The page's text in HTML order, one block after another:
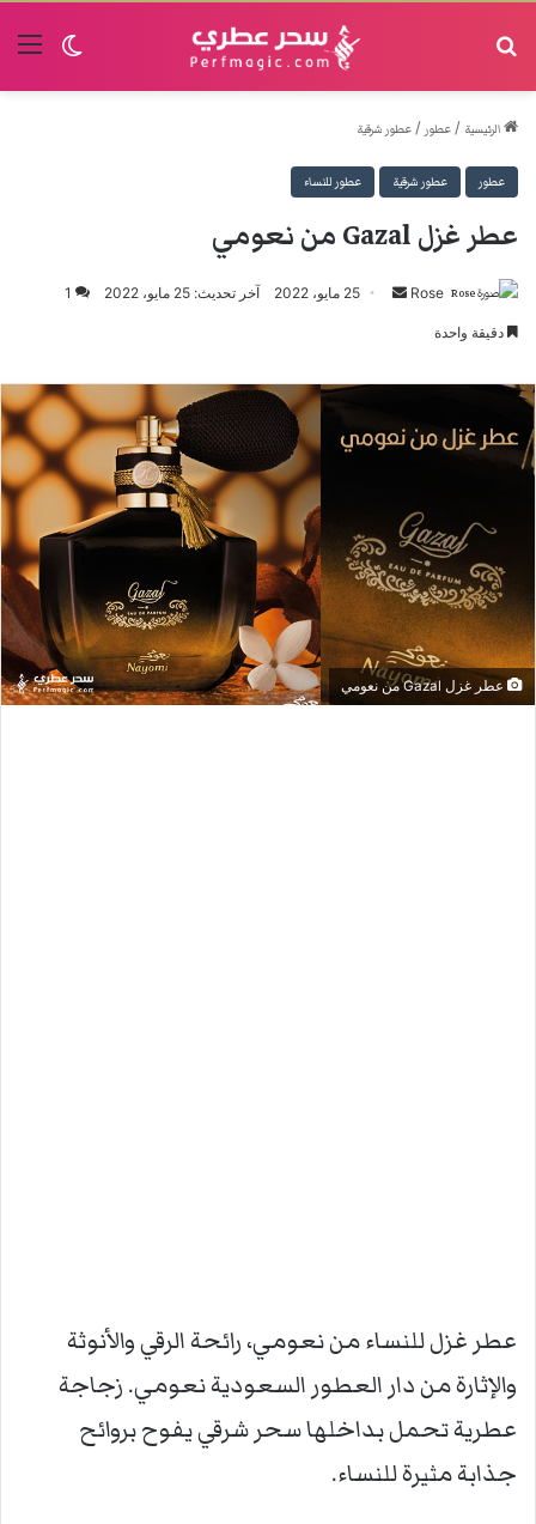
الوضع
الرئيسية /عطور/عطور شرقية
عطور عطور شرقية عطور للنساء
عطر غزل Gazal من نعومي
Rose
أرسل
25 مايو، 2022 آخر تحديث: 25 مايو، 2022 1
دقيقة واحدة
عطر غزل Gazal من نعومي
عطر غزل للنساء من نعومي، رائحة الرقي والأنوثة
والإثارة من دار العطور السعودية نعومي. زجاجة
عطرية تحمل بداخلها سحر شرقي يفوح بروائح
جذابة مثيرة للنساء.